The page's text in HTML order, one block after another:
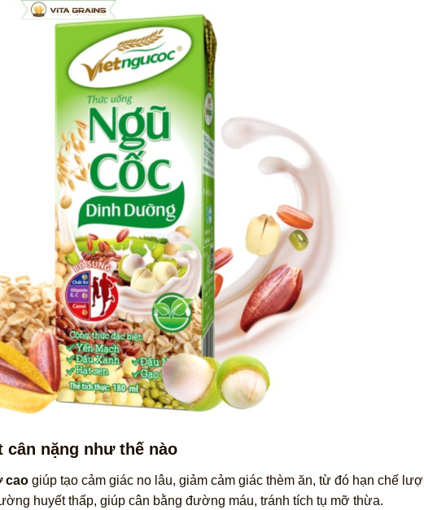
cân nặng như thế nào
cao giúp tạo cảm giác no lâu, giảm cảm giác thèm ăn, từ đó hạn chế
huyết thấp, giúp cân bằng đường máu, tránh tích tụ mỡ thừa.